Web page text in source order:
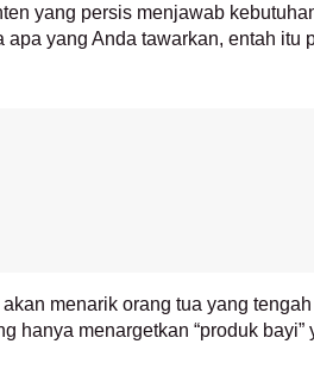
yang persis menjawab
yang Anda tawarkan, entah itu
menarik orang tua yang
menargetkan “produk bayi”